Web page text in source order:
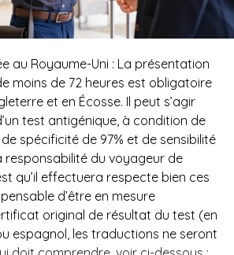
au Royaume-Uni : La présentation
moins de 72 heures est obligatoire
et en Écosse. Il peut s’agir
test antigénique, à condition de
spécificité de 97% et de sensibilité
responsabilité du voyageur de
qu’il effectuera respecte bien ces
d’être en mesure
original de résultat du test (en
espagnol, les traductions ne seront